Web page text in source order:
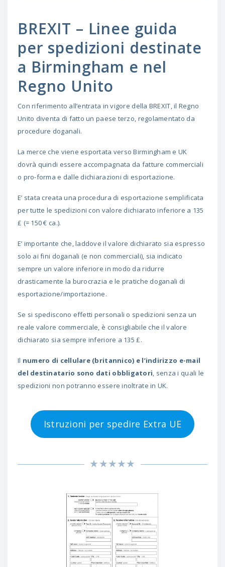
BREXIT – Linee guida
per spedizioni destinate
a Birmingham e nel
Regno Unito
Con riferimento all’entrata in vigore della BREXIT, il Regno
Unito diventa di fatto un paese terzo, regolamentato da
procedure doganali.
La merce che viene esportata verso Birmingham e UK
dovrà quindi essere accompagnata da fatture commerciali
o pro-forma e dalle dichiarazioni di esportazione.
E’ stata creata una procedura di esportazione semplificata
per tutte le spedizioni con valore dichiarato inferiore a 135
£ (= 150 € ca.).
E’ importante che, laddove il valore dichiarato sia espresso
solo ai fini doganali (e non commerciali), sia indicato
sempre un valore inferiore in modo da ridurre
drasticamente la burocrazia e le pratiche doganali di
esportazione/importazione.
Se si spediscono effetti personali o spedizioni senza un
reale valore commerciale, è consigliabile che il valore
dichiarato sia sempre inferiore a 135 £.
Il numero di cellulare (britannico) e l’indirizzo e-mail
del destinatario sono dati obbligatori, senza i quali le
spedizioni non potranno essere inoltrate in UK.
Istruzioni per spedire Extra UE